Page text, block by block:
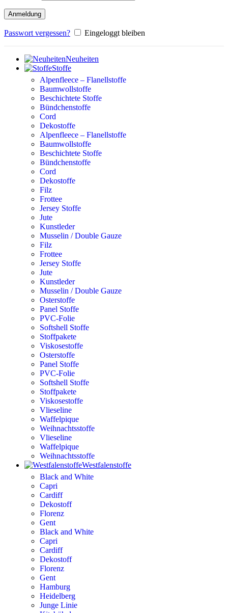
Anmeldung
Passwort vergessen? Eingeloggt bleiben
Neuheiten
Stoffe
Alpenfleece – Flanellstoffe
Baumwollstoffe
Beschichtete Stoffe
Bündchenstoffe
Cord
Dekostoffe
Alpenfleece – Flanellstoffe
Baumwollstoffe
Beschichtete Stoffe
Bündchenstoffe
Cord
Dekostoffe
Filz
Frottee
Jersey Stoffe
Jute
Kunstleder
Musselin / Double Gauze
Filz
Frottee
Jersey Stoffe
Jute
Kunstleder
Musselin / Double Gauze
Osterstoffe
Panel Stoffe
PVC-Folie
Softshell Stoffe
Stoffpakete
Viskosestoffe
Osterstoffe
Panel Stoffe
PVC-Folie
Softshell Stoffe
Stoffpakete
Viskosestoffe
Vlieseline
Waffelpique
Weihnachtsstoffe
Vlieseline
Waffelpique
Weihnachtsstoffe
Westfalenstoffe
Black and White
Capri
Cardiff
Dekostoff
Florenz
Gent
Black and White
Capri
Cardiff
Dekostoff
Florenz
Gent
Hamburg
Heidelberg
Junge Linie